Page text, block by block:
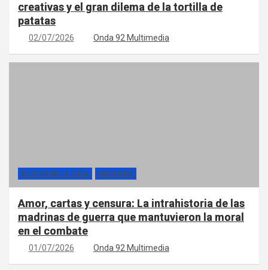
creativas y el gran dilema de la tortilla de
patatas
02/07/2026 Onda 92 Multimedia
RELATOS EN LA ONDA SECCIONES
Amor, cartas y censura: La intrahistoria de las
madrinas de guerra que mantuvieron la moral
en el combate
01/07/2026 Onda 92 Multimedia